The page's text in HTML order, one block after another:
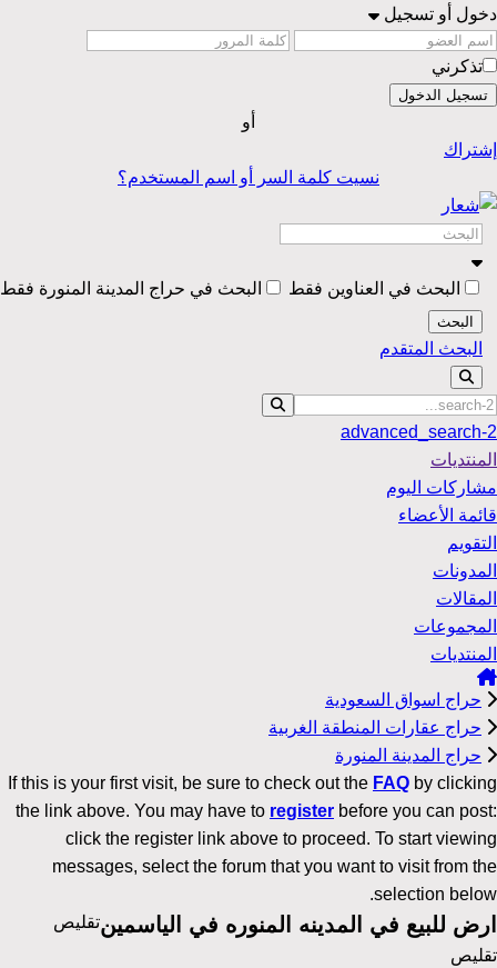
دخول أو تسجيل
تذكرني
تسجيل الدخول
أو
إشتراك
نسيت كلمة السر أو اسم المستخدم؟
البحث في العناوين فقط البحث في حراج المدينة المنورة فقط
البحث
البحث المتقدم
advanced_search-2
المنتديات
مشاركات اليوم
قائمة الأعضاء
التقويم
المدونات
المقالات
المجموعات
المنتديات
حراج اسواق السعودية
حراج عقارات المنطقة الغربية
حراج المدينة المنورة
If this is your first visit, be sure to check out the FAQ by clicking
the link above. You may have to register before you can post:
click the register link above to proceed. To start viewing
messages, select the forum that you want to visit from the
selection below.
ارض للبيع في المدينه المنوره في الياسمينتقليص
تقليص